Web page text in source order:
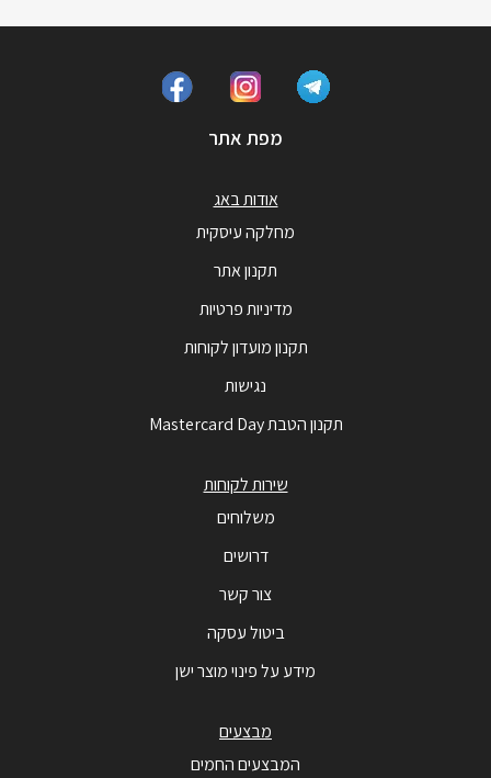
מפת אתר
אודות באג
מחלקה עיסקית
תקנון אתר
מדיניות פרטיות
תקנון מועדון לקוחות
נגישות
תקנון הטבת Mastercard Day
שירות לקוחות
משלוחים
דרושים
צור קשר
ביטול עסקה
מידע על פינוי מוצר ישן
מבצעים
המבצעים החמים